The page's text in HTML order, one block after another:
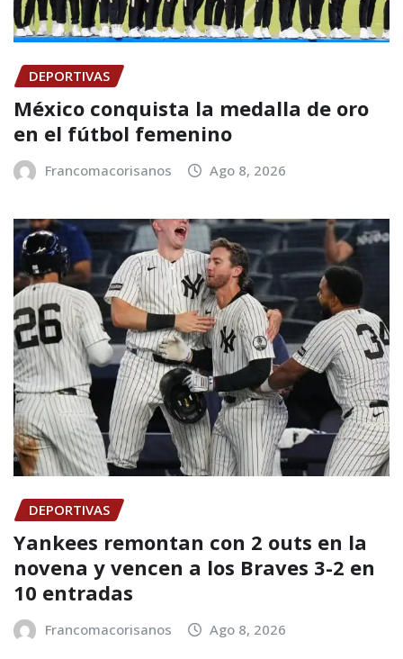
DEPORTIVAS
México conquista la medalla de oro
en el fútbol femenino
Francomacorisanos Ago 8, 2026
DEPORTIVAS
Yankees remontan con 2 outs en la
novena y vencen a los Braves 3-2 en
10 entradas
Francomacorisanos Ago 8, 2026